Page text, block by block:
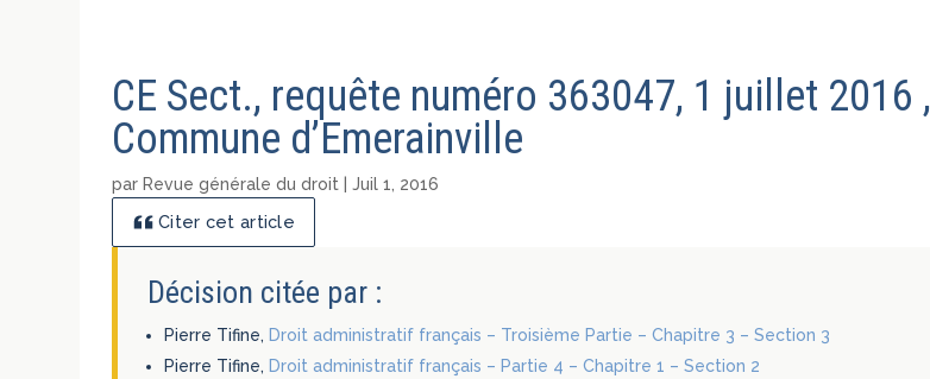
CE Sect., requête numéro 363047, 1 juillet 2016 ,
Commune d’Emerainville
par Revue générale du droit |Juil 1, 2016
Citer cet article
Décision citée par :
Pierre Tifine,Droit administratif français – Troisième Partie – Chapitre 3 – Section 3
Pierre Tifine,Droit administratif français – Partie 4 – Chapitre 1 – Section 2